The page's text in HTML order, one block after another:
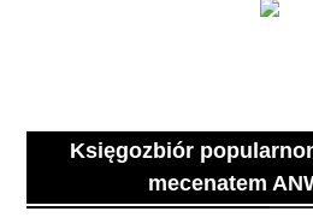
Księgozbiór
mecenatem